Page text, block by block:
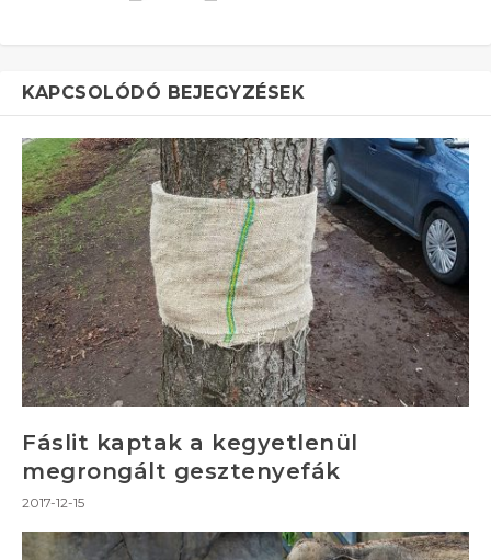
KAPCSOLÓDÓ BEJEGYZÉSEK
Fáslit kaptak a kegyetlenül
megrongált gesztenyefák
2017-12-15